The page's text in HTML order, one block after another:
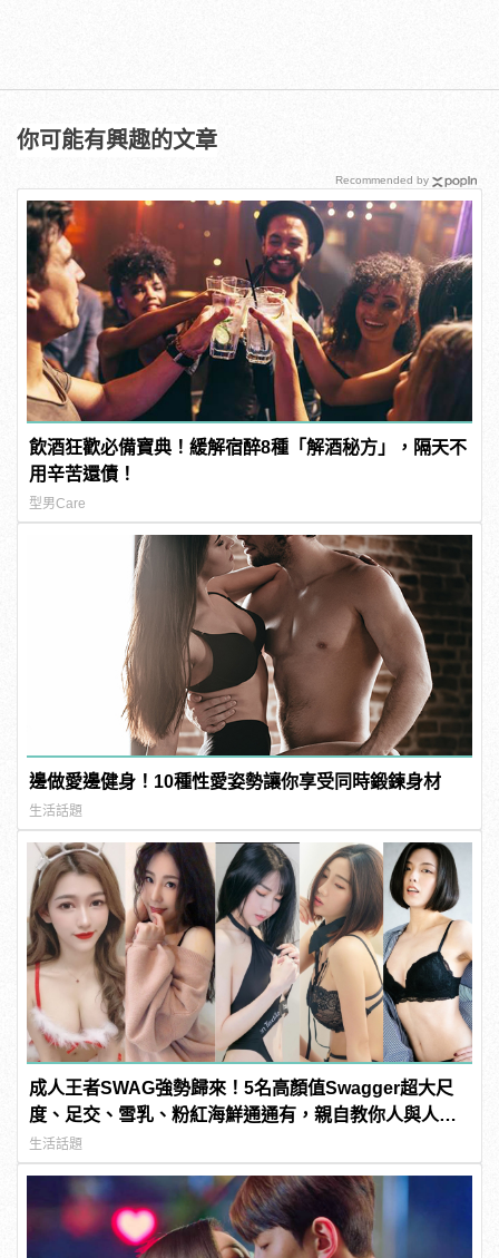
你可能有興趣的文章
飲酒狂歡必備寶典！緩解宿醉8種「解酒秘方」，隔天不
用辛苦還債！
型男Care
邊做愛邊健身！10種性愛姿勢讓你享受同時鍛鍊身材
生活話題
成人王者SWAG強勢歸來！5名高顏值Swagger超大尺
度、足交、雪乳、粉紅海鮮通通有，親自教你人與人的
連結！ | manfashion這樣變型男
生活話題
Recommended by